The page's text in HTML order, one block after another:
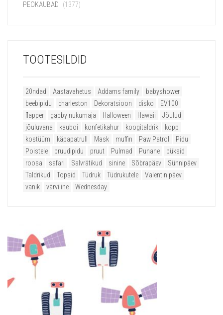
PEOKAUBAD (1377)
TOOTESILDID
20ndad Aastavahetus Addams family
babyshower
beebipidu
charleston Dekoratsioon disko
EV100
flapper
gabby nukumaja Halloween Hawaii
Jõulud
jõuluvana
kauboi konfetikahur koogitaldrik
kopp
kostüüm
käpapatrull Mask muffin Paw Patrol
Pidu
Poistele
pruudipidu pruut Pulmad Punane
püksid
roosa
safari Salvrätikud sinine Sõbrapäev
Sünnipäev
Taldrikud
Topsid Tüdruk Tüdrukutele
Valentinipäev
vanik
värviline Wednesday